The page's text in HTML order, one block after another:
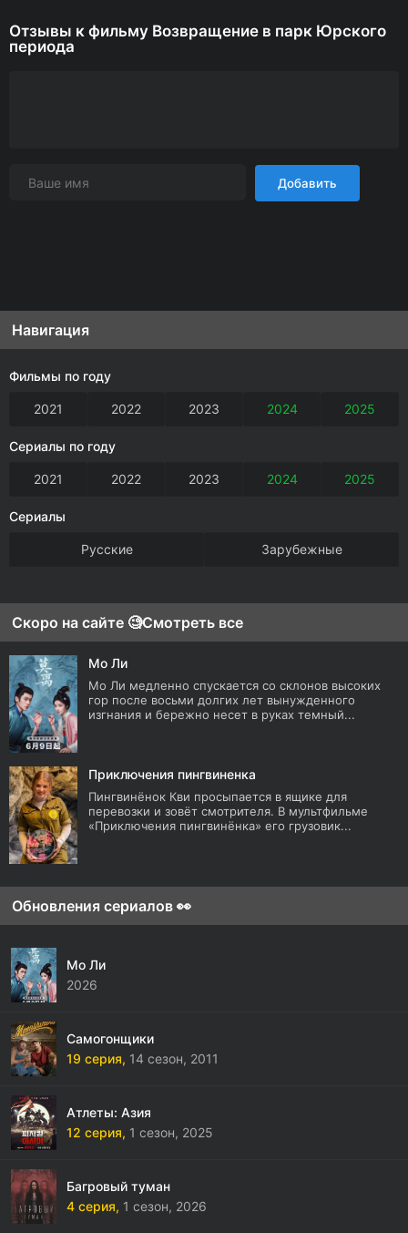
Отзывы к фильму Возвращение в парк Юрского
периода
Добавить
Навигация
Фильмы по году
2021 2022 2023 2024 2025
Сериалы по году
2021 2022 2023 2024 2025
Сериалы
Русские Зарубежные
Скоро на сайте 🧐Смотреть все
Мо Ли
Мо Ли медленно спускается со склонов высоких
гор после восьми долгих лет вынужденного
изгнания и бережно несет в руках темный...
Приключения пингвиненка
Пингвинёнок Кви просыпается в ящике для
перевозки и зовёт смотрителя. В мультфильме
«Приключения пингвинёнка» его грузовик...
Обновления сериалов 👀
Мо Ли
2026
Самогонщики
19 серия, 14 сезон, 2011
Атлеты: Азия
12 серия, 1 сезон, 2025
Багровый туман
4 серия, 1 сезон, 2026